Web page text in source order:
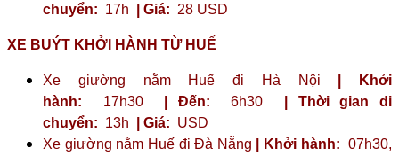
chuyển: 17h | Giá: 28 USD
XE BUÝT KHỞI HÀNH TỪ HUẾ
Xe giường nằm Huế đi Hà Nội
| Khởi
hành: 17h30 | Đến: 6h30
| Thời gian di
chuyển: 13h | Giá: USD
Xe giường nằm Huế đi Đà Nẵng
| Khởi hành: 07h30,